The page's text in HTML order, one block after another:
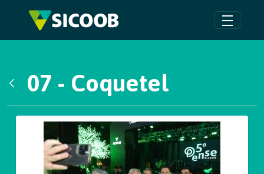
Pular para o Conteúdo principal
07 - Coquetel
Galeria de Mídias